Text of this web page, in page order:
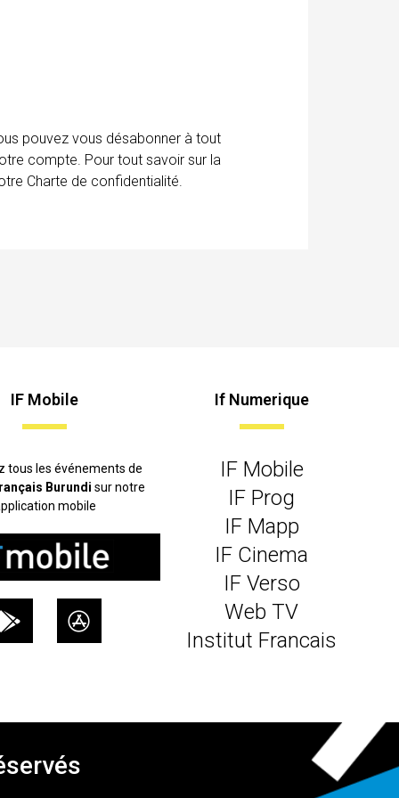
pouvez vous désabonner à tout
compte. Pour tout savoir sur la
Charte de confidentialité.
IF Mobile
tous les événements de
Burundisur notre
mobile
If Numerique
IF Mobile
IF Prog
IF Mapp
IF Cinema
IF Verso
Web TV
Institut Francais